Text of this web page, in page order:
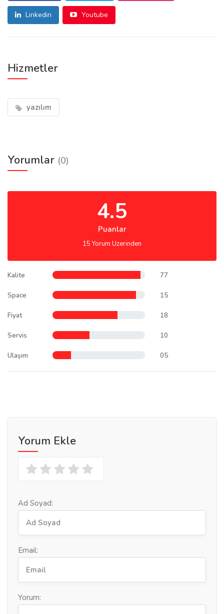
Linkedin Youtube
Hizmetler
yazılım
Yorumlar (0)
4.5
Puanlar
15 Yorum Uzerinden
Kalite 77
Space 15
Fiyat 18
Servis 10
Ulaşım 05
Yorum Ekle
Ad Soyad:
Email:
Yorum: